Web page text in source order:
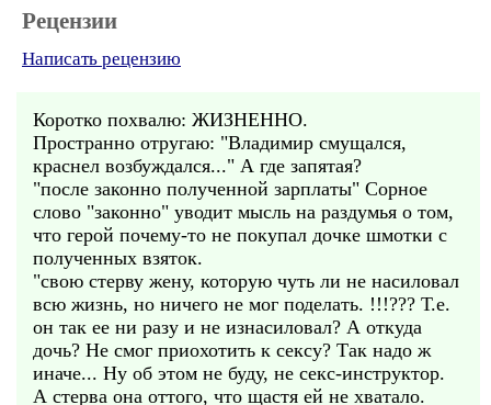
Рецензии
Написать рецензию
Коротко похвалю: ЖИЗНЕННО.
Пространно отругаю: "Владимир смущался,
краснел возбуждался..." А где запятая?
"после законно полученной зарплаты" Сорное
слово "законно" уводит мысль на раздумья о том,
что герой почему-то не покупал дочке шмотки с
полученных взяток.
"свою стерву жену, которую чуть ли не насиловал
всю жизнь, но ничего не мог поделать. !!!??? Т.е.
он так ее ни разу и не изнасиловал? А откуда
дочь? Не смог приохотить к сексу? Так надо ж
иначе... Ну об этом не буду, не секс-инструктор.
А стерва она оттого, что щастя ей не хватало.